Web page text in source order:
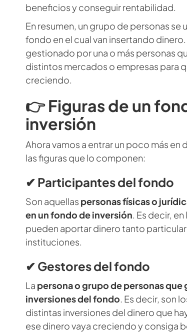
beneficios y conseguir rentabilidad.
En resumen, un grupo de personas se
fondo en el cual van insertando
gestionado por una o más personas
distintos mercados o empresas para
creciendo.
👉 Figuras de un
inversión
Ahora vamos a entrar un poco más en
las figuras que lo componen:
✔ Participantes del fondo
Son aquellas personas físicas o
en un fondo de inversión. Es decir,
pueden aportar dinero tanto
instituciones.
✔ Gestores del fondo
La persona o grupo de personas que
inversiones del fondo. Es decir, son
distintas inversiones del dinero que
ese dinero vaya creciendo y consiga